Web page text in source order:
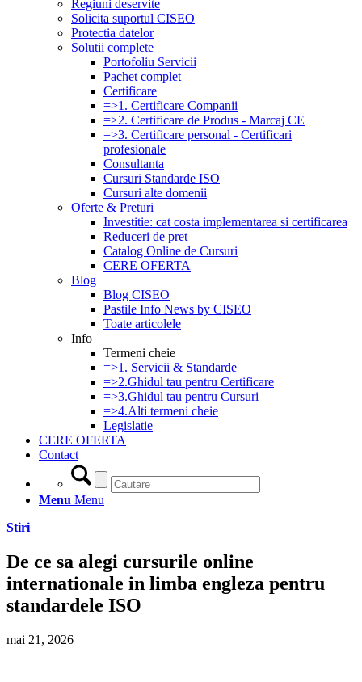
Regiuni deservite
Solicita suportul CISEO
Protectia datelor
Solutii complete
Portofoliu Servicii
Pachet complet
Certificare
=>1. Certificare Companii
=>2. Certificare de Produs - Marcaj CE
=>3. Certificare personal - Certificari
profesionale
Consultanta
Cursuri Standarde ISO
Cursuri alte domenii
Oferte & Preturi
Investitie: cat costa implementarea si certificarea
Reduceri de pret
Catalog Online de Cursuri
CERE OFERTA
Blog
Blog CISEO
Pastile Info News by CISEO
Toate articolele
Info
Termeni cheie
=>1. Servicii & Standarde
=>2.Ghidul tau pentru Certificare
=>3.Ghidul tau pentru Cursuri
=>4.Alti termeni cheie
Legislatie
CERE OFERTA
Contact
Menu Menu
Stiri
De ce sa alegi cursurile online
internationale in limba engleza pentru
standardele ISO
mai 21, 2026